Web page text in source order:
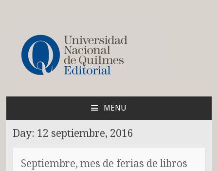
Blog de la Editorial de
MENU
CONTENT
Day: 12 septiembre, 2016
Septiembre, mes de ferias de libros